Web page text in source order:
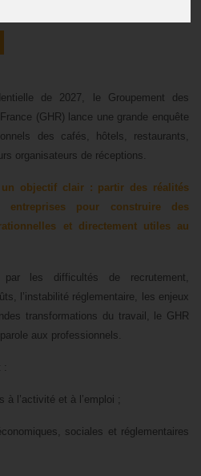
de 2027, le Groupement des
(GHR) lance une grande enquête
des cafés, hôtels, restaurants,
organisateurs de réceptions.
objectif clair : partir des réalités
entreprises pour construire des
et directement utiles au
les difficultés de recrutement,
l’instabilité réglementaire, les enjeux
transformations du travail, le GHR
aux professionnels.
:
à l’activité et à l’emploi ;
sociales et réglementaires